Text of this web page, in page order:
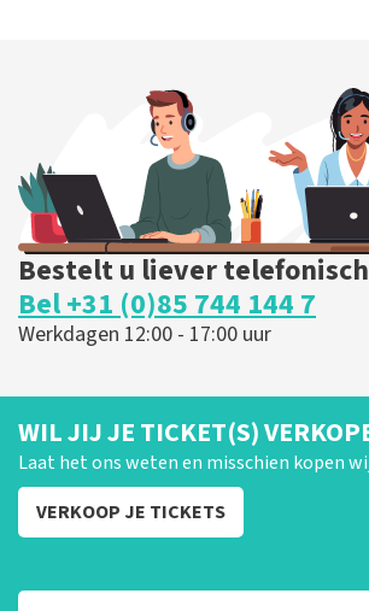
Bestelt u liever
Bel +31 (0)85 744 144 7
Werkdagen 12:00 - 17:00 uur
WIL JIJ JE TICKET(S)
Laat het ons weten en misschien kopen
VERKOOP JE TICKETS